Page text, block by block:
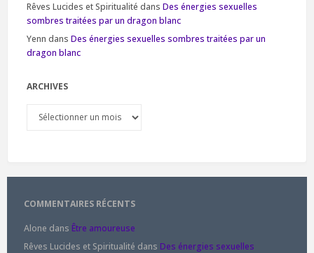
Rêves Lucides et Spiritualité dans Des énergies sexuelles
sombres traitées par un dragon blanc
Yenn dans Des énergies sexuelles sombres traitées par un
dragon blanc
ARCHIVES
COMMENTAIRES RÉCENTS
Alone dans Être amoureuse
Rêves Lucides et Spiritualité dans Des énergies sexuelles